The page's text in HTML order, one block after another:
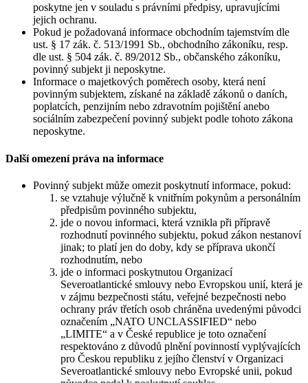
poskytne jen v souladu s právními předpisy, upravujícími
jejich ochranu.
Pokud je požadovaná informace obchodním tajemstvím dle
ust. § 17 zák. č. 513/1991 Sb., obchodního zákoníku, resp.
dle ust. § 504 zák. č. 89/2012 Sb., občanského zákoníku,
povinný subjekt ji neposkytne.
Informace o majetkových poměrech osoby, která není
povinným subjektem, získané na základě zákonů o daních,
poplatcích, penzijním nebo zdravotním pojištění anebo
sociálním zabezpečení povinný subjekt podle tohoto zákona
neposkytne.
Další omezení práva na informace
Povinný subjekt může omezit poskytnutí informace, pokud:
se vztahuje výlučně k vnitřním pokynům a personálním
předpisům povinného subjektu,
jde o novou informaci, která vznikla při přípravě
rozhodnutí povinného subjektu, pokud zákon nestanoví
jinak; to platí jen do doby, kdy se příprava ukončí
rozhodnutím, nebo
jde o informaci poskytnutou Organizací
Severoatlantické smlouvy nebo Evropskou unií, která je
v zájmu bezpečnosti státu, veřejné bezpečnosti nebo
ochrany práv třetích osob chráněna uvedenými původci
označením „NATO UNCLASSIFIED“ nebo
„LIMITE“ a v České republice je toto označení
respektováno z důvodů plnění povinností vyplývajících
pro Českou republiku z jejího členství v Organizaci
Severoatlantické smlouvy nebo Evropské unii, pokud